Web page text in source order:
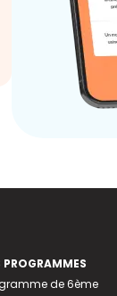
PROGRAMMES
de 6ème